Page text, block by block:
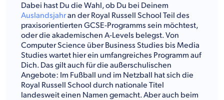
Dabei hast Du die Wahl, ob Du bei Deinem
Auslandsjahran der Royal Russell School Teil des
praxisorientierten GCSE-Programms sein möchtest,
oder die akademischen A-Levels belegst. Von
Computer Science über Business Studies bis Media
Studies wartet hier ein umfangreiches Programm auf
Dich. Das gilt auch für die außerschulischen
Angebote: Im Fußball und im Netzball hat sich die
Royal Russell School durch nationale Titel
landesweit einen Namen gemacht. Aber auch beim